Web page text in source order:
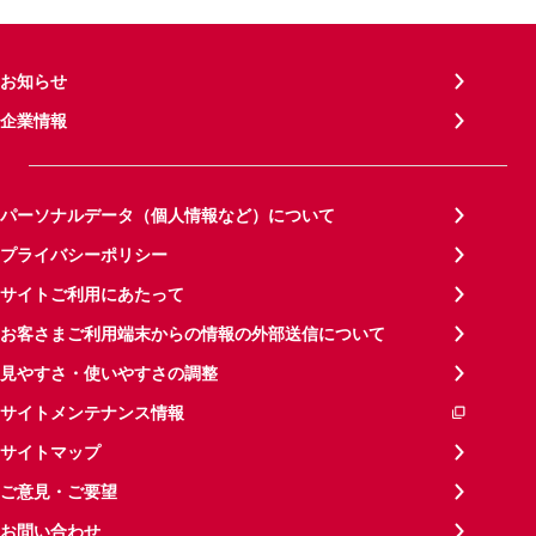
お知らせ
企業情報
パーソナルデータ（個人情報など）について
プライバシーポリシー
サイトご利用にあたって
お客さまご利用端末からの情報の外部送信について
見やすさ・使いやすさの調整
サイトメンテナンス情報
サイトマップ
ご意見・ご要望
お問い合わせ